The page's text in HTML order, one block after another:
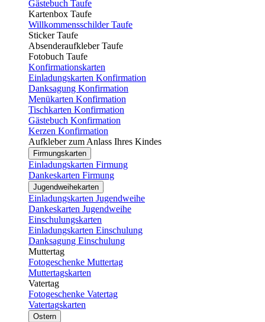
Gästebuch Taufe
Kartenbox Taufe
Willkommensschilder Taufe
Sticker Taufe
Absenderaufkleber Taufe
Fotobuch Taufe
Konfirmationskarten
Einladungskarten Konfirmation
Danksagung Konfirmation
Menükarten Konfirmation
Tischkarten Konfirmation
Gästebuch Konfirmation
Kerzen Konfirmation
Aufkleber zum Anlass Ihres Kindes
Firmungskarten
Einladungskarten Firmung
Dankeskarten Firmung
Jugendweihekarten
Einladungskarten Jugendweihe
Dankeskarten Jugendweihe
Einschulungskarten
Einladungskarten Einschulung
Danksagung Einschulung
Muttertag
Fotogeschenke Muttertag
Muttertagskarten
Vatertag
Fotogeschenke Vatertag
Vatertagskarten
Ostern